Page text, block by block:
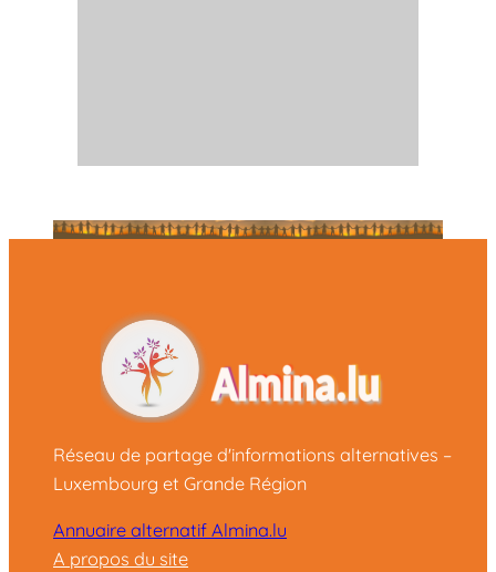
Réseau de partage d'informations alternatives –
Luxembourg et Grande Région
Annuaire alternatif Almina.lu
A propos du site